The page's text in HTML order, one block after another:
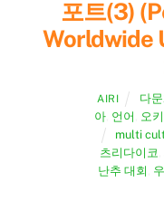
포트(3)
Worldwide
AIRI 다
아, 언어 오
multi
츠리다이코
난추 대회